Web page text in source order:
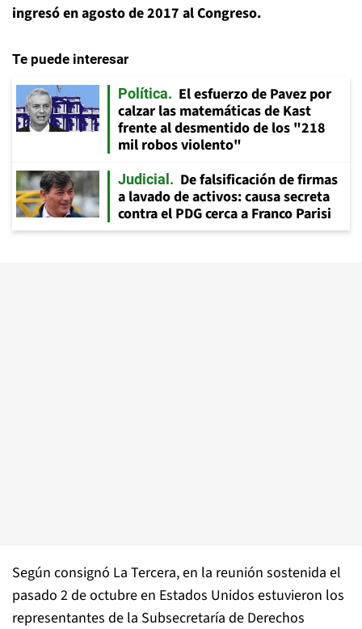
ingresó en agosto de 2017 al Congreso.
Te puede interesar
Política
El esfuerzo de Pavez por
calzar las matemáticas de Kast
frente al desmentido de los "218
mil robos violento"
Judicial
De falsificación de firmas
a lavado de activos: causa secreta
contra el PDG cerca a Franco Parisi
Según consignó La Tercera, en la reunión sostenida el
pasado 2 de octubre en Estados Unidos estuvieron los
representantes de la Subsecretaría de Derechos